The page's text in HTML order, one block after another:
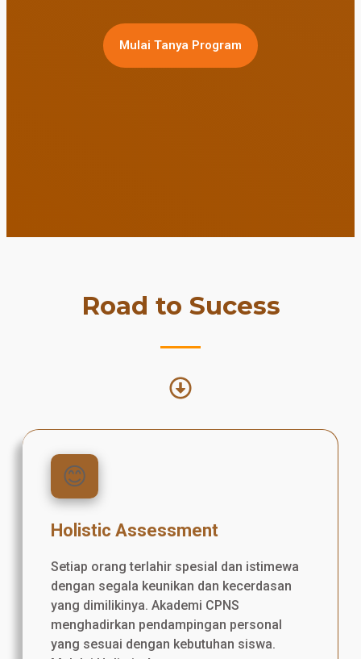
Mulai Tanya Program
Road to Sucess
😊
Holistic Assessment
Setiap orang terlahir spesial dan istimewa
dengan segala keunikan dan kecerdasan
yang dimilikinya. Akademi CPNS
menghadirkan pendampingan personal
yang sesuai dengan kebutuhan siswa.